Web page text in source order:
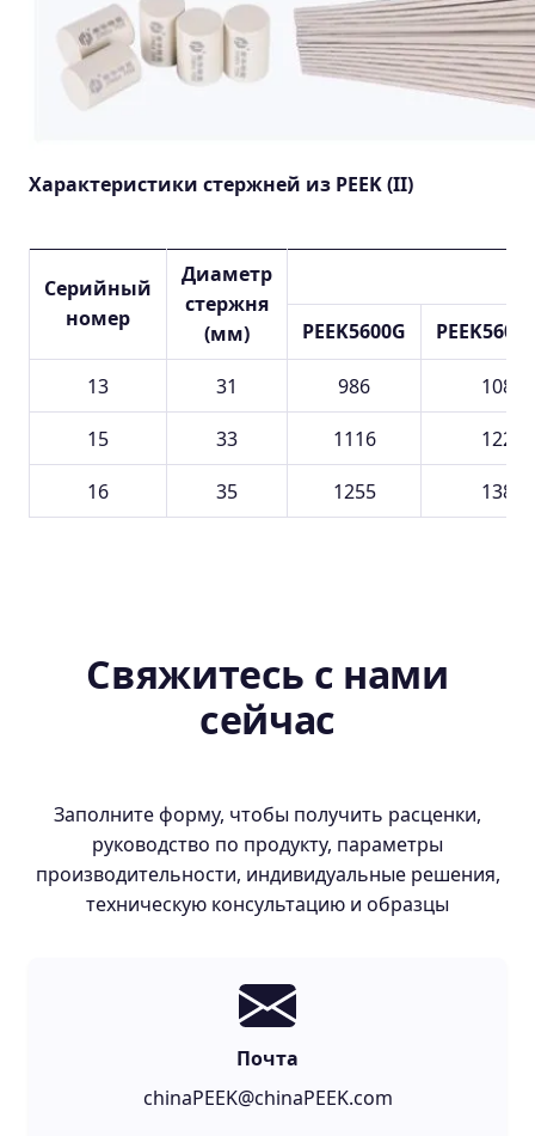
Характеристики стержней из PEEK (II)
Серийный
номер
Диаметр
стержня
(мм)
PEEK5600G
13 31 986
1084
15
33 1116
1227
16
35 1255 1380
Свяжитесь с нами
сейчас
Заполните форму, чтобы получить расценки,
руководство по продукту, параметры
производительности, индивидуальные решения,
техническую консультацию и образцы
Почта
chinaPEEK@chinaPEEK.com